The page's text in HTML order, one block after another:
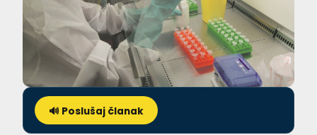
🔊 Poslušaj članak